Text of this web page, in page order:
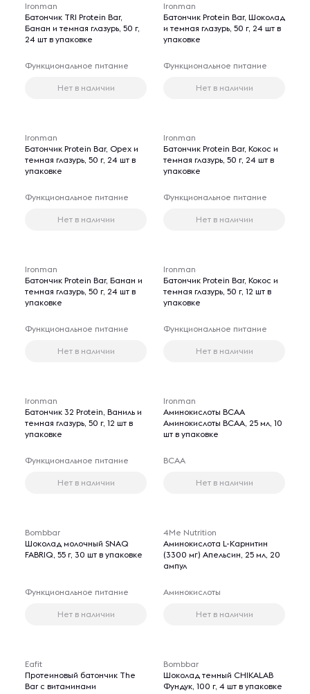
Ironman
Батончик TRI Protein Bar,
Банан и темная глазурь, 50 г,
24 шт в упаковке
Функциональное питание
Нет в наличии
Ironman
Батончик Protein Bar, Шоколад
и темная глазурь, 50 г, 24 шт в
упаковке
Функциональное питание
Нет в наличии
Ironman
Батончик Protein Bar, Орех и
темная глазурь, 50 г, 24 шт в
упаковке
Функциональное питание
Нет в наличии
Ironman
Батончик Protein Bar, Кокос и
темная глазурь, 50 г, 24 шт в
упаковке
Функциональное питание
Нет в наличии
Ironman
Батончик Protein Bar, Банан и
темная глазурь, 50 г, 24 шт в
упаковке
Функциональное питание
Нет в наличии
Ironman
Батончик Protein Bar, Кокос и
темная глазурь, 50 г, 12 шт в
упаковке
Функциональное питание
Нет в наличии
Ironman
Батончик 32 Protein, Ваниль и
темная глазурь, 50 г, 12 шт в
упаковке
Функциональное питание
Нет в наличии
Ironman
Аминокислоты BCAA
Аминокислоты BCAA, 25 мл, 10
шт в упаковке
BCAA
Нет в наличии
Bombbar
Шоколад молочный SNAQ
FABRIQ, 55 г, 30 шт в упаковке
Функциональное питание
Нет в наличии
4Me Nutrition
Аминокислота L-Карнитин
(3300 мг) Апельсин, 25 мл, 20
ампул
Аминокислоты
Нет в наличии
Eafit
Протеиновый батончик The
Bar с витаминами
Bombbar
Шоколад темный CHIKALAB
Фундук, 100 г, 4 шт в упаковке